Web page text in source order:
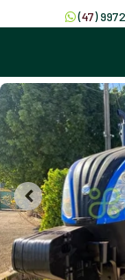
(47)